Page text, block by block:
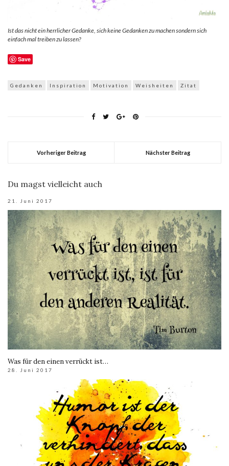
Ist das nicht ein herrlicher Gedanke, sich keine Gedanken zu machen sondern sich
einfach mal treiben zu lassen?
Save
Gedanken Inspiration Motivation Weisheiten Zitat
Vorheriger Beitrag Nächster Beitrag
Du magst vielleicht auch
21. Juni 2017
Was für den einen verrückt ist…
28. Juni 2017